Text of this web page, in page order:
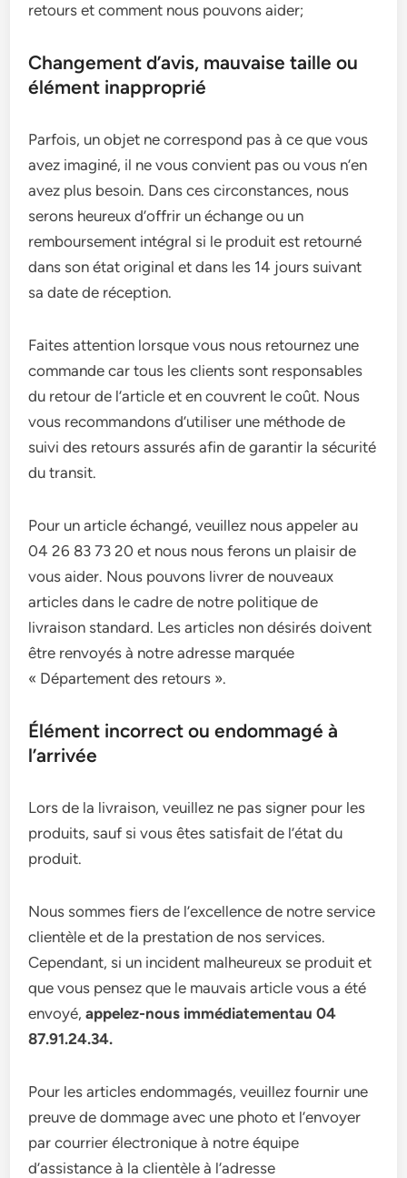
retours et comment nous pouvons aider;
Changement d’avis, mauvaise taille ou
élément inapproprié
Parfois, un objet ne correspond pas à ce que vous
avez imaginé, il ne vous convient pas ou vous n’en
avez plus besoin. Dans ces circonstances, nous
serons heureux d’offrir un échange ou un
remboursement intégral si le produit est retourné
dans son état original et dans les 14 jours suivant
sa date de réception.
Faites attention lorsque vous nous retournez une
commande car tous les clients sont responsables
du retour de l’article et en couvrent le coût. Nous
vous recommandons d’utiliser une méthode de
suivi des retours assurés afin de garantir la sécurité
du transit.
Pour un article échangé, veuillez nous appeler au
04 26 83 73 20 et nous nous ferons un plaisir de
vous aider. Nous pouvons livrer de nouveaux
articles dans le cadre de notre politique de
livraison standard. Les articles non désirés doivent
être renvoyés à notre adresse marquée
« Département des retours ».
Élément incorrect ou endommagé à
l’arrivée
Lors de la livraison, veuillez ne pas signer pour les
produits, sauf si vous êtes satisfait de l’état du
produit.
Nous sommes fiers de l’excellence de notre service
clientèle et de la prestation de nos services.
Cependant, si un incident malheureux se produit et
que vous pensez que le mauvais article vous a été
envoyé,appelez-nous immédiatementau 04
87.91.24.34.
Pour les articles endommagés, veuillez fournir une
preuve de dommage avec une photo et l’envoyer
par courrier électronique à notre équipe
d’assistance à la clientèle à l’adresse